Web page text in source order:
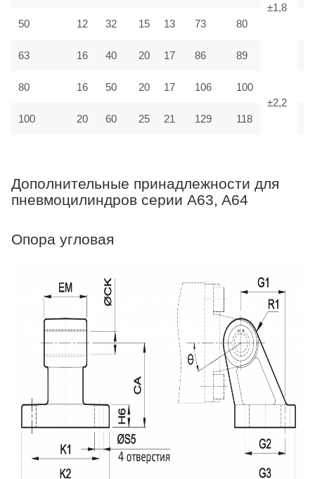
±1,8
50 12 32 15 13 73 80
63 16 40 20 17 86 89
80 16 50 20 17 106
100
±2,2
100 20 60 25 21 129 118
Дополнительные принадлежности для
пневмоцилиндров серии A63, A64
Опора угловая